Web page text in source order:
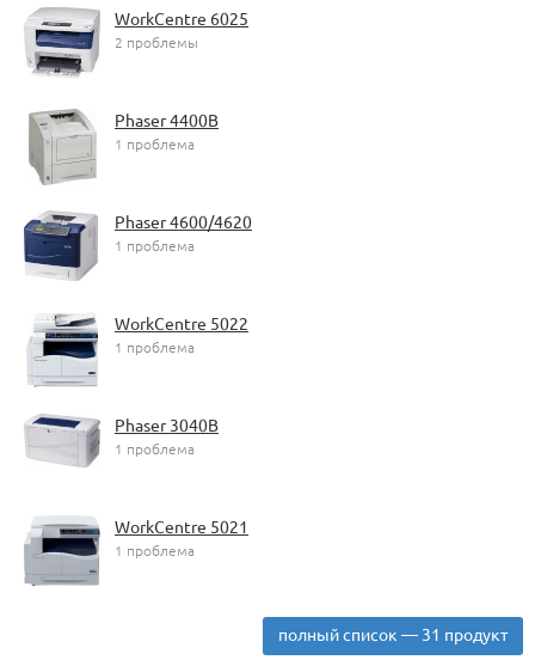
WorkCentre 6025
2 проблемы
Phaser 4400B
1 проблема
Phaser 4600/4620
1 проблема
WorkCentre 5022
1 проблема
Phaser 3040B
1 проблема
WorkCentre 5021
1 проблема
полный список — 31 продукт